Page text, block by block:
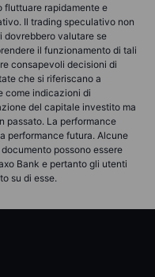
fluttuare rapidamente e
Il trading speculativo non
dovrebbero valutare se
il funzionamento di tali
consapevoli decisioni di
che si riferiscano a
come indicazioni di
del capitale investito ma
passato. La performance
performance futura. Alcune
possono essere
Bank e pertanto gli utenti
su di esse.